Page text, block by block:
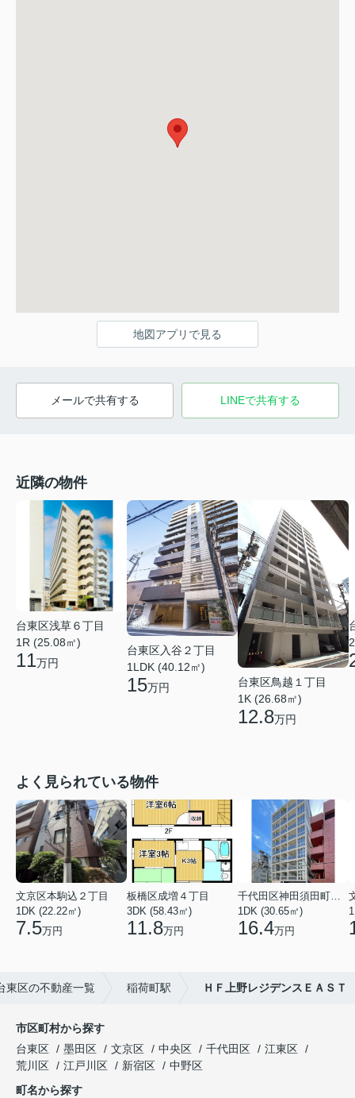
地図アプリで見る
メールで共有する LINEで共有する
近隣の物件
台東区浅草６丁目
1R (25.08㎡)
11万円
台東区入谷２丁目
1LDK (40.12㎡)
15万円
台東区鳥越１丁目
1K (26.68㎡)
12.8万円
よく見られている物件
文京区本駒込２丁目
1DK (22.22㎡)
7.5万円
板橋区成増４丁目
3DK (58.43㎡)
11.8万円
千代田区神田須田町１丁目
1DK (30.65㎡)
16.4万円
東区の不動産一覧 稲荷町駅 ＨＦ上野レジデンスＥＡＳＴ
市区町村から探す
台東区
墨田区 文京区 中央区 千代田区
江東区
荒川区
江戸川区 新宿区
中野区
町名から探す